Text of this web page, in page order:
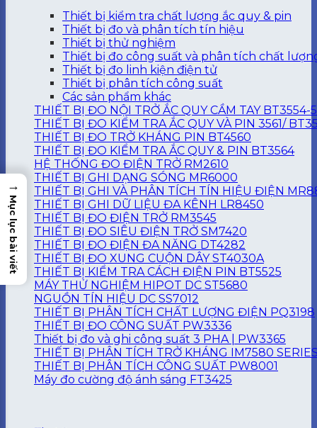
Thiết bị kiểm tra chất lượng ắc quy & pin
Thiết bị đo và phân tích tín hiệu
Thiết bị thử nghiệm
Thiết bị đo công suất và phân tích chất
Thiết bị đo linh kiện điện tử
Thiết bị phân tích công suất
Các sản phẩm khác
THIẾT BỊ ĐO NỘI TRỞ ẮC QUY CẦM TAY BT3554-
THIẾT BỊ ĐO KIỂM TRA ẮC QUY VÀ PIN 3561/
THIẾT BỊ ĐO TRỞ KHÁNG PIN BT4560
THIẾT BỊ ĐO KIỂM TRA ẮC QUY & PIN BT3564
HỆ THỐNG ĐO ĐIỆN TRỞ RM2610
THIẾT BỊ GHI DẠNG SÓNG MR6000
THIẾT BỊ GHI VÀ PHÂN TÍCH TÍN HIỆU ĐIỆN
THIẾT BỊ GHI DỮ LIỆU ĐA KÊNH LR8450
THIẾT BỊ ĐO ĐIỆN TRỞ RM3545
THIẾT BỊ ĐO SIÊU ĐIỆN TRỞ SM7420
THIẾT BỊ ĐO ĐIỆN ĐA NĂNG DT4282
THIẾT BỊ ĐO XUNG CUỘN DÂY ST4030A
THIẾT BỊ KIỂM TRA CÁCH ĐIỆN PIN BT5525
MÁY THỬ NGHIỆM HIPOT DC ST5680
NGUỒN TÍN HIỆU DC SS7012
THIẾT BỊ PHÂN TÍCH CHẤT LƯỢNG ĐIỆN PQ3198
THIẾT BỊ ĐO CÔNG SUẤT PW3336
Thiết bị đo và ghi công suất 3 PHA | PW3365
THIẾT BỊ PHÂN TÍCH TRỞ KHÁNG IM7580
THIẾT BỊ PHÂN TÍCH CÔNG SUẤT PW8001
Máy đo cường độ ánh sáng FT3425
→
Mục lục bài viết